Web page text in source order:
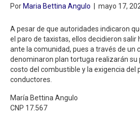
Por Maria Bettina Angulo mayo 17,
A pesar de que autoridades indicaron
el paro de taxistas, ellos decidieron salir
ante la comunidad, pues a través de un
denominaron plan tortuga realizarán su
costo del combustible y la exigencia del
conductores.
María Bettina Angulo
CNP 17.567